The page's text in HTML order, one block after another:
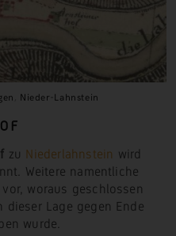
Nieder-Lahnstein
zu Niederlahnstein wird
Weitere namentliche
woraus geschlossen
dieser Lage gegen Ende
wurde.